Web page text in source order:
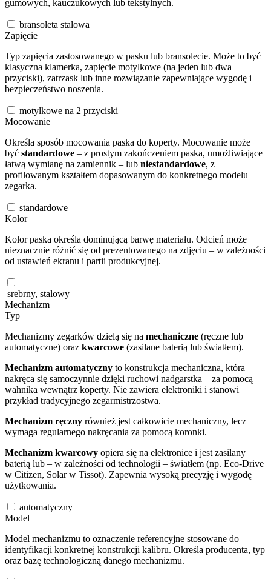
gumowych, kauczukowych lub tekstylnych.
bransoleta stalowa
Zapięcie
Typ zapięcia zastosowanego w pasku lub bransolecie. Może to być
klasyczna klamerka, zapięcie motylkowe (na jeden lub dwa
przyciski), zatrzask lub inne rozwiązanie zapewniające wygodę i
bezpieczeństwo noszenia.
motylkowe na 2 przyciski
Mocowanie
Określa sposób mocowania paska do koperty. Mocowanie może
być standardowe – z prostym zakończeniem paska, umożliwiające
łatwą wymianę na zamiennik – lub niestandardowe, z
profilowanym kształtem dopasowanym do konkretnego modelu
zegarka.
standardowe
Kolor
Kolor paska określa dominującą barwę materiału. Odcień może
nieznacznie różnić się od prezentowanego na zdjęciu – w zależności
od ustawień ekranu i partii produkcyjnej.
srebrny, stalowy
Mechanizm
Typ
Mechanizmy zegarków dzielą się na mechaniczne (ręczne lub
automatyczne) oraz kwarcowe (zasilane baterią lub światłem).
Mechanizm automatyczny to konstrukcja mechaniczna, która
nakręca się samoczynnie dzięki ruchowi nadgarstka – za pomocą
wahnika wewnątrz koperty. Nie zawiera elektroniki i stanowi
przykład tradycyjnego zegarmistrzostwa.
Mechanizm ręczny również jest całkowicie mechaniczny, lecz
wymaga regularnego nakręcania za pomocą koronki.
Mechanizm kwarcowy opiera się na elektronice i jest zasilany
baterią lub – w zależności od technologii – światłem (np. Eco-Drive
w Citizen, Solar w Tissot). Zapewnia wysoką precyzję i wygodę
użytkowania.
automatyczny
Model
Model mechanizmu to oznaczenie referencyjne stosowane do
identyfikacji konkretnej konstrukcji kalibru. Określa producenta, typ
oraz bazę technologiczną danego mechanizmu.